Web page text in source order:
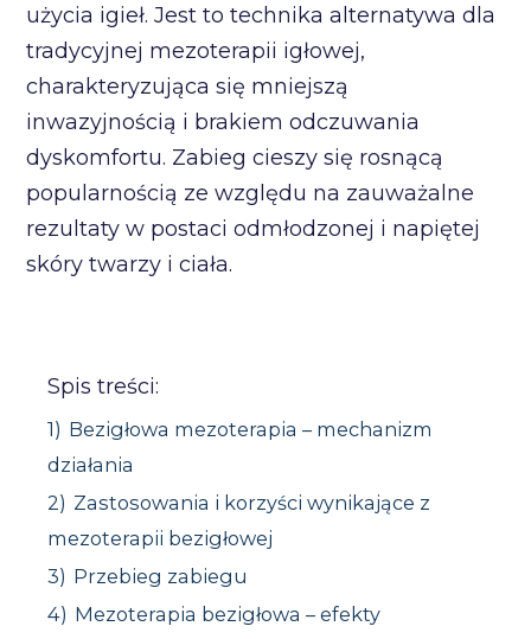
użycia igieł. Jest to technika alternatywa dla
tradycyjnej mezoterapii igłowej,
charakteryzująca się mniejszą
inwazyjnością i brakiem odczuwania
dyskomfortu. Zabieg cieszy się rosnącą
popularnością ze względu na zauważalne
rezultaty w postaci odmłodzonej i napiętej
skóry twarzy i ciała.
Spis treści:
1) Bezigłowa mezoterapia – mechanizm
działania
2) Zastosowania i korzyści wynikające z
mezoterapii bezigłowej
3) Przebieg zabiegu
4) Mezoterapia bezigłowa – efekty